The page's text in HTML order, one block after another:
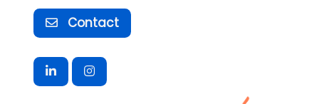
Contact